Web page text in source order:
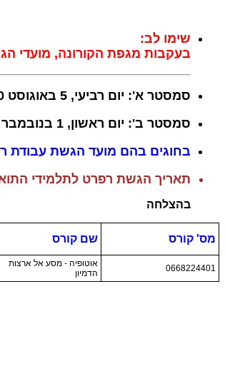
שימו לב:
בעקבות מגפת הקורונה, מועדי
סמסטר א': יום רביעי, 5 באוגוסט 2020, ט"ו באב תש"ף.
סמסטר ב': יום ראשון, 1 בנובמבר 2020, י"ד בחשוון תשפ"א.
בחוגים בהם מועד הגשת עבודת
תאריך הגשת רפרט לתלמידי התואר הראשון
בהצלחה
מס' קורס שם קורס
0668224401
אוטופיה - מסע אל ארצות
הדמיון